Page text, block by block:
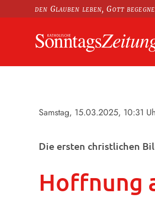
den Glauben leben, Gott
Samstag, 15.03.2025, 10:31
Die ersten christlichen
Hoffnung